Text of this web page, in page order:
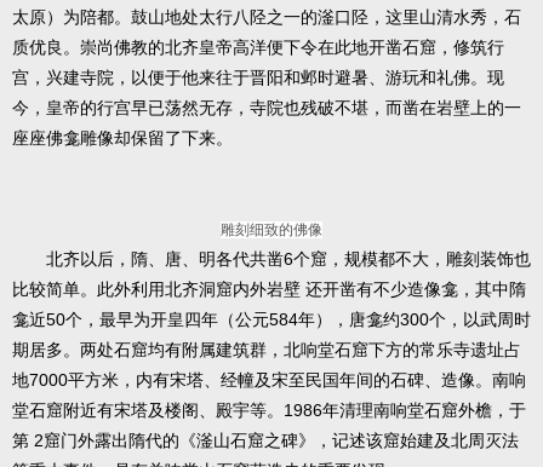
太原）为陪都。鼓山地处太行八陉之一的滏口陉，这里山清水秀，石
质优良。崇尚佛教的北齐皇帝高洋便下令在此地开凿石窟，修筑行
宫，兴建寺院，以便于他来往于晋阳和邺时避暑、游玩和礼佛。现
今，皇帝的行宫早已荡然无存，寺院也残破不堪，而凿在岩壁上的一
座座佛龛雕像却保留了下来。
雕刻细致的佛像
北齐以后，隋、唐、明各代共凿6个窟，规模都不大，雕刻装饰也
比较简单。此外利用北齐洞窟内外岩壁 还开凿有不少造像龛，其中隋
龛近50个，最早为开皇四年（公元584年），唐龛约300个，以武周时
期居多。两处石窟均有附属建筑群，北响堂石窟下方的常乐寺遗址占
地7000平方米，内有宋塔、经幢及宋至民国年间的石碑、造像。南响
堂石窟附近有宋塔及楼阁、殿宇等。1986年清理南响堂石窟外檐，于
第 2窟门外露出隋代的《滏山石窟之碑》，记述该窟始建及北周灭法